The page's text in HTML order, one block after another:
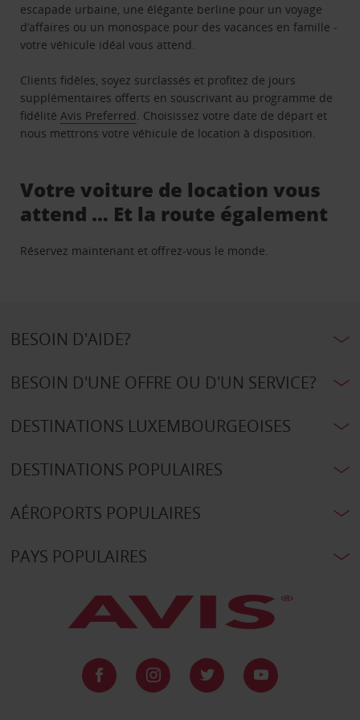
escapade urbaine, une élégante berline pour un voyage
d’affaires ou un monospace pour des vacances en famille -
votre véhicule idéal vous attend.
Clients fidèles, soyez surclassés et profitez de jours
supplémentaires offerts en souscrivant au programme de
fidélitéAvis Preferred. Choisissez votre date de départ et
nous mettrons votre véhicule de location à disposition.
Votre voiture de location vous
attend … Et la route également
Réservez maintenant et offrez-vous le monde.
BESOIN D'AIDE?
BESOIN D'UNE OFFRE OU D'UN SERVICE?
DESTINATIONS LUXEMBOURGEOISES
DESTINATIONS POPULAIRES
AÉROPORTS POPULAIRES
PAYS POPULAIRES